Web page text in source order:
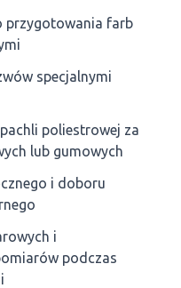
przygotowania farb
specjalnymi
poliestrowej za
lub gumowych
i doboru
i
podczas